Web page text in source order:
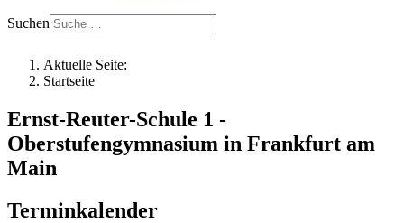
Suchen
Aktuelle Seite:
Startseite
Ernst-Reuter-Schule 1 -
Oberstufengymnasium in Frankfurt am
Main
Terminkalender